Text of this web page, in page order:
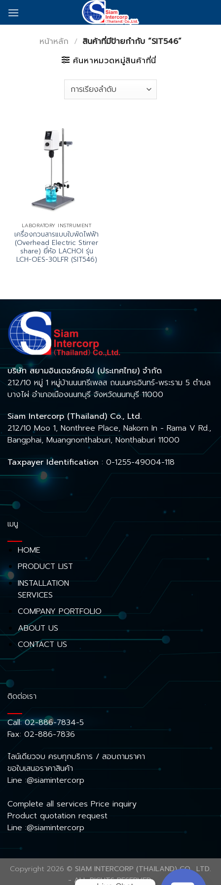
หน้าหลัก / สินค้าที่มีป้ายกำกับ “SIT546”
ค้นหาหมวดหมู่สินค้าที่นี่
LABORATORY INSTRUMENT
เครื่องกวนสารแบบใบพัดไฟฟ้า
(Overhead Electric Stirrer
share) ยี่ห้อ LACHOI รุ่น
LCH-OES-30LFR (SIT546)
บริษัท สยามอินเตอร์คอร์ป (ประเทศไทย) จำกัด
212/10 หมู่ 1 หมู่บ้านนนทรีเพลส ถนนนครอินทร์-พระราม 5 ตำบล
บางไผ่ อำเภอเมืองนนทบุรี จังหวัดนนทบุรี 11000
Siam Intercorp (Thailand) Co., Ltd.
212/10 Moo 1, Nonthree Place, Nakorn In - Rama V Rd.,
Bangphai, Muangnonthaburi, Nonthaburi 11000
Taxpayer Identification : 0-1255-49004-118
เมนู
HOME
PRODUCT LIST
INSTALLATION
SERVICES
COMPANY PORTFOLIO
ABOUT US
CONTACT US
ติดต่อเรา
Call:02-886-7834-5
Fax: 02-886-7836
ไลน์เดียวจบ ครบทุกบริการ / สอบถามราคา
ขอใบเสนอราคาสินค้า
Line :@siamintercorp
Complete all services Price inquiry
Product quotation request
Line :@siamintercorp
Copyright 2026 © SIAM INTERCORP (THAILAND) CO., LTD.
- ALL RIGHTS RESERVED.